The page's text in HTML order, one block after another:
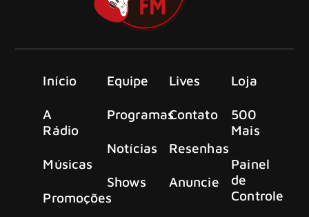
Início
A
Rádio
Músicas
Promoções
Equipe
Programas
Notícias
Shows
Lives
Contato
Resenhas
Anuncie
Loja
500
Mais
Painel
de
Controle